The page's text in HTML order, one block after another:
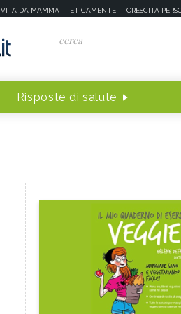
VITA DA MAMMA ETICAMENTE CRESCITA
Risposte di salute